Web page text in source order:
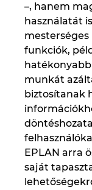
–, hanem
használatát
funkciók,
munkát
biztosítanak
EPLAN arra
saját